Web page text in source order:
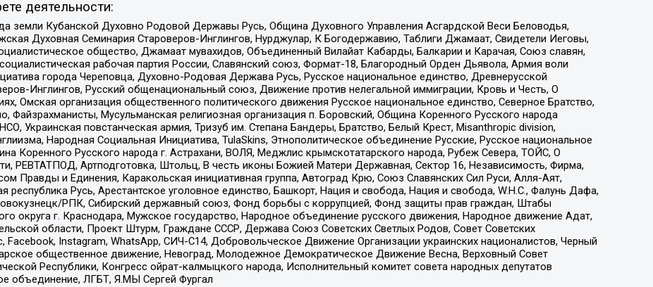
деятельности:
земли Кубанской Духовно Родовой Державы Русь, Община Духовного Управления Асгардской Веси Беловодья,
Духовная Семинария Староверов-Инглингов, Нурджулар, К Богодержавию, Таблиги Джамаат, Свидетели Иеговы,
общество, Джамаат мувахидов, Объединенный Вилайат Кабарды, Балкарии и Карачая, Союз славян,
рабочая партия России, Славянский союз, Формат-18, Благородный Орден Дьявола, Армия воли
города Череповца, Духовно-Родовая Держава Русь, Русское национальное единство, Древнерусской
Инглингов, Русский общенациональный союз, Движение против нелегальной иммиграции, Кровь и Честь, О
Омская организация общественного политического движения Русское национальное единство, Северное Братство,
Мусульманская религиозная организация п. Боровский, Община Коренного Русского народа
Украинская повстанческая армия, Тризуб им. Степана Бандеры, Братство, Белый Крест, Misanthropic division,
Народная Социальная Инициатива, TulaSkins, Этнополитическое объединение Русские, Русское национальное
Коренного Русского народа г. Астрахани, ВОЛЯ, Меджлис крымскотатарского народа, Рубеж Севера, ТОЙС, О
РЕВТАТПОД, Артподготовка, Штольц, В честь иконы Божией Матери Державная, Сектор 16, Независимость, Фирма,
Правды и Единения, Каракольская инициативная группа, Автоград Крю, Союз Славянских Сил Руси, Алля-Аят,
республика Русь, Арестантское уголовное единство, Башкорт, Нация и свобода, Нация и свобода, W.H.С., Фалунь Дафа,
РПК, Сибирский державный союз, Фонд борьбы с коррупцией, Фонд защиты прав граждан, Штабы
округа г. Краснодара, Мужское государство, Народное объединение русского движения, Народное движение Адат,
области, Проект Штурм, Граждане СССР, Держава Союз Советских Светлых Родов, Совет Советских
Facebook, Instagram, WhatsApp, СИЧ-С14, Добровольческое Движение Организации украинских националистов, Черный
общественное движение, Невоград, Молодежное Демократическое Движение Весна, Верховный Совет
Республики, Конгресс ойрат-калмыцкого народа, Исполнительный комитет совета народных депутатов
объединение, ЛГБТ, Я.МЫ Сергей Фургал